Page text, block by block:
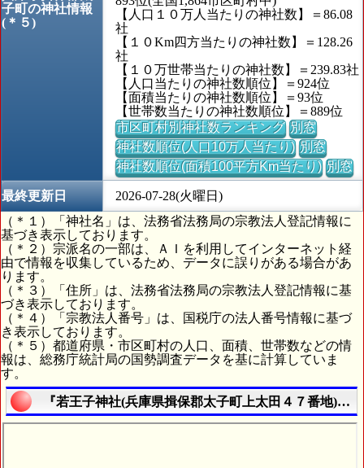
子町の神社情報
(＊５)
【人口１０万人当たりの神社数】＝86.08
社
【１０Km四方当たりの神社数】＝128.26
社
【１０万世帯当たりの神社数】＝239.83社
【人口当たりの神社数順位】＝924位
【面積当たりの神社数順位】＝93位
【世帯数当たりの神社数順位】＝889位
市区町村別神社数ランキング 別窓
神社数順位(人口10万人当たり) 別窓
神社数順位(面積100平方Km当たり) 別窓
最終更新日
2026-07-28(火曜日)
（＊１）「神社名」は、法務省法務局の宗教法人登記情報に
基づき表示しております。
（＊２）宗派名の一部は、ＡＩを利用してインターネット経
由で情報を収集しているため、データに誤りがある場合があ
ります。
（＊３）「住所」は、法務省法務局の宗教法人登記情報に基
づき表示しております。
（＊４）「宗教法人番号」は、国税庁の法人番号情報に基づ
き表示しております。
（＊５）都道府県・市区町村の人口、面積、世帯数などの情
報は、総務庁統計局の国勢調査データを基に計算していま
す。
『若王子神社(兵庫県揖保郡太子町上太田４７番地)』